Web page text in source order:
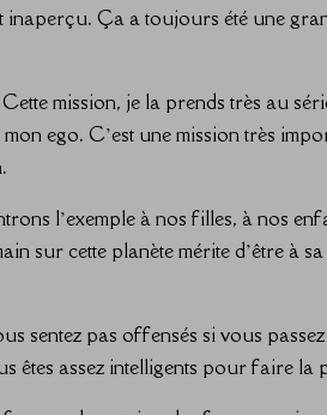
inaperçu. Ça a toujours été une
mission, je la prends très au
ego. C’est une mission très
l’exemple à nos filles, à nos
sur cette planète mérite d’être à
sentez pas offensés si vous
êtes assez intelligents pour faire la